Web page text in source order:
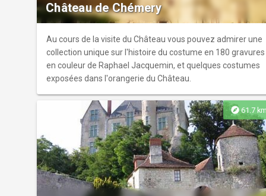
Château de Chémery
Au cours de la visite du Château vous pouvez admirer une
collection unique sur l'histoire du costume en 180 gravures
en couleur de Raphael Jacquemin, et quelques costumes
exposées dans l'orangerie du Château.
explore 61.7 km